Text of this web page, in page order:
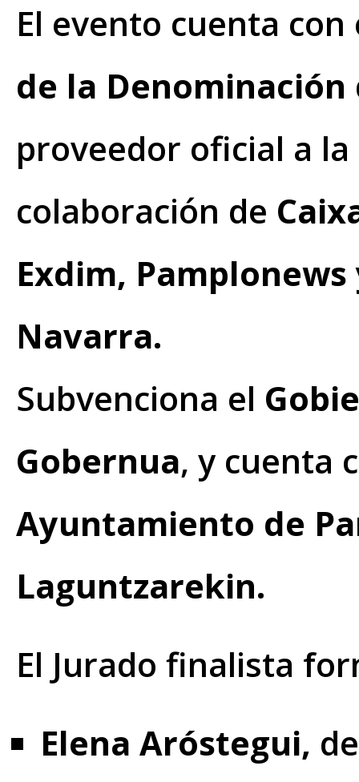
El evento cuenta
de la
proveedor oficial a la
colaboración de
Exdim,
Navarra.
Subvenciona el
Gobernua, y cuenta
Ayuntamiento de
Laguntzarekin.
El Jurado finalista
Elena Aróstegui,